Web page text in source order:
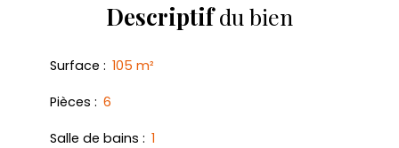
Descriptifdu bien
Surface : 105 m²
Pièces : 6
Salle de bains : 1